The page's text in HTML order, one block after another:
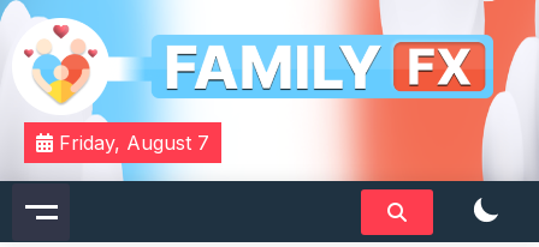
Skip
content
Familyfx
Your Daily Dose of Family Wisdom
Friday, August 7